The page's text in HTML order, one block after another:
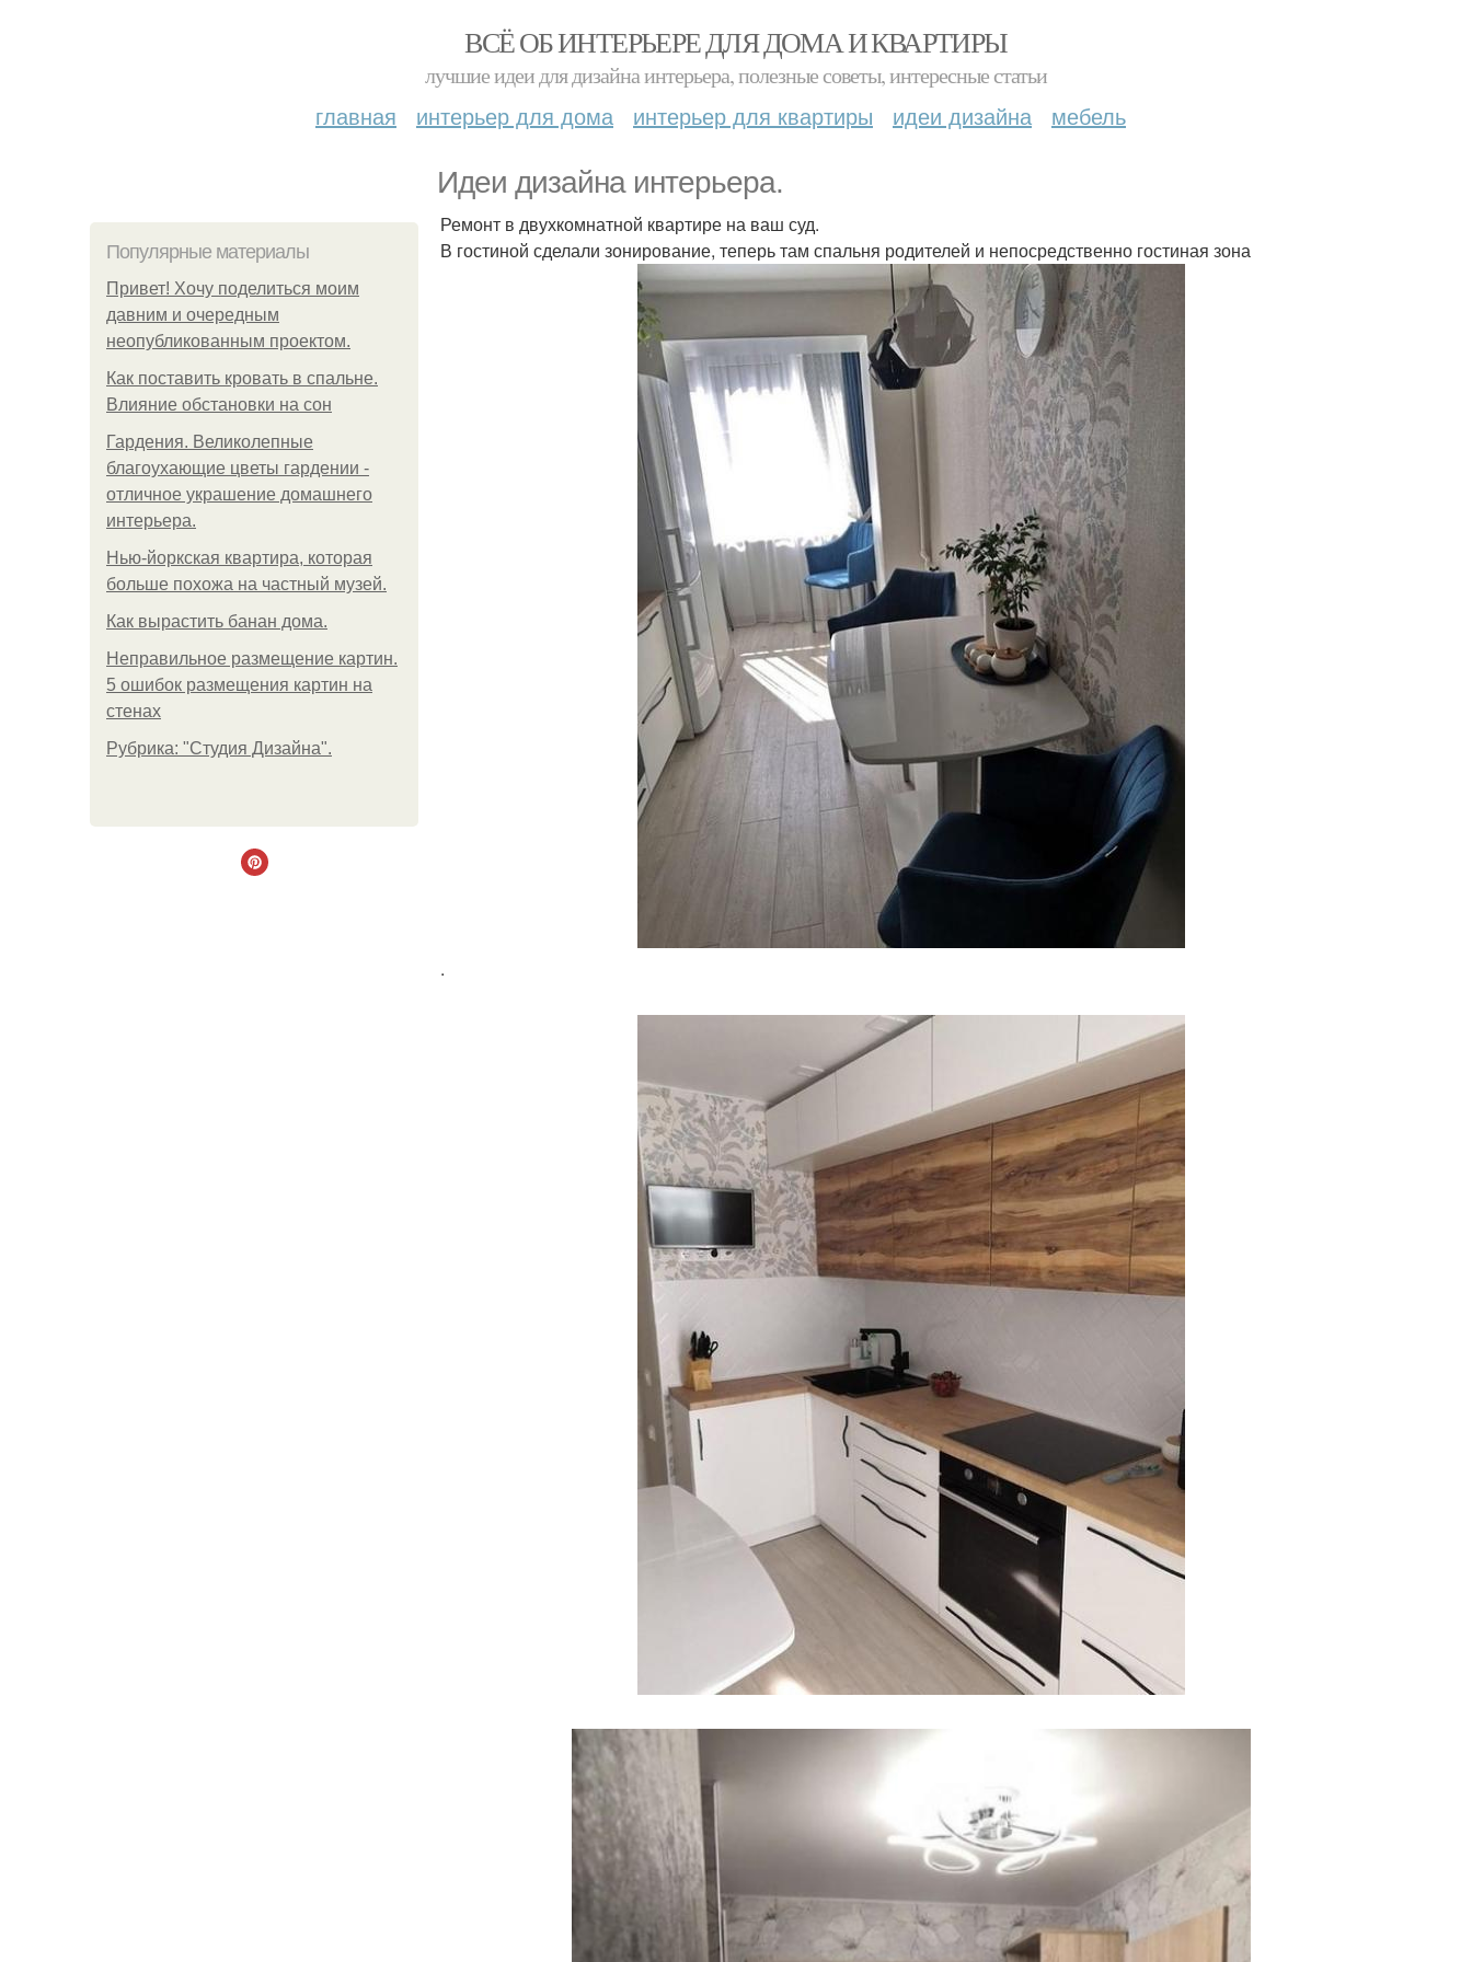
ВСЁ ОБ ИНТЕРЬЕРЕ ДЛЯ ДОМА И КВАРТИРЫ
лучшие идеи для дизайна интерьера, полезные советы, интересные статьи
главная интерьер для дома интерьер для квартиры идеи дизайна мебель
Идеи дизайна интерьера.
Популярные материалы
Привет! Хочу поделиться моим
давним и очередным
неопубликованным проектом.
Как поставить кровать в спальне.
Влияние обстановки на сон
Гардения. Великолепные
благоухающие цветы гардении -
отличное украшение домашнего
интерьера.
Нью-йоркская квартира, которая
больше похожа на частный музей.
Как вырастить банан дома.
Неправильное размещение картин.
5 ошибок размещения картин на
стенах
Рубрика: "Студия Дизайна".
Ремонт в двухкомнатной квартире на ваш суд.
В гостиной сделали зонирование, теперь там спальня родителей и непосредственно гостиная зона
.